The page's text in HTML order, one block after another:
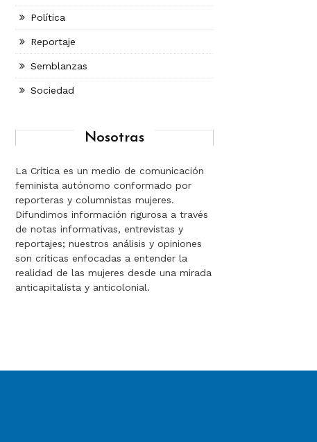
Política
Reportaje
Semblanzas
Sociedad
Nosotras
La Crítica es un medio de comunicación
feminista autónomo conformado por
reporteras y columnistas mujeres.
Difundimos información rigurosa a través
de notas informativas, entrevistas y
reportajes; nuestros análisis y opiniones
son críticas enfocadas a entender la
realidad de las mujeres desde una mirada
anticapitalista y anticolonial.